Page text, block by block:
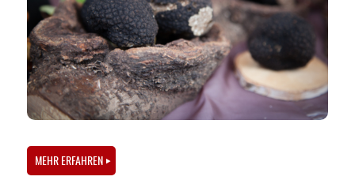
MEHR ERFAHREN